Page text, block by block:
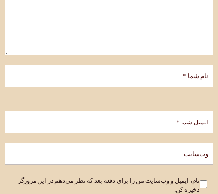
نام، ایمیل و وب‌سایت من را برای دفعه بعد که نظر می‌دهم در این مرورگر
ذخیره کن.